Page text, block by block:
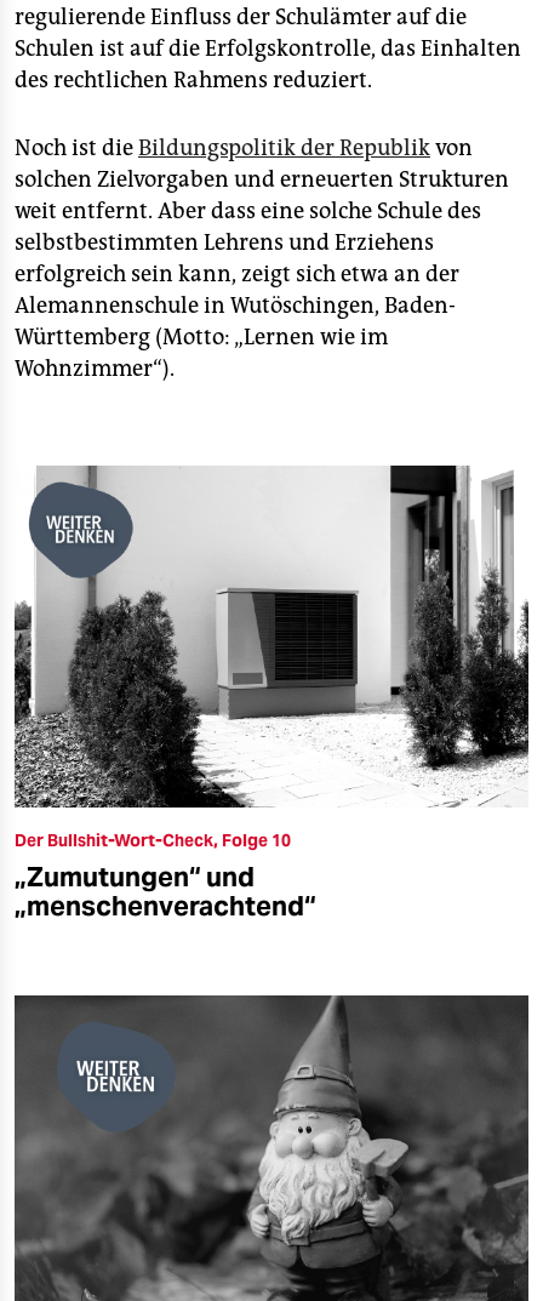
regulierende Einfluss der Schulämter auf die
Schulen ist auf die Erfolgskontrolle, das Einhalten
des rechtlichen Rahmens reduziert.
Noch ist dieBildungspolitik der Republikvon
solchen Zielvorgaben und erneuerten Strukturen
weit entfernt. Aber dass eine solche Schule des
selbstbestimmten Lehrens und Erziehens
erfolgreich sein kann, zeigt sich etwa an der
Alemannenschule in Wutöschingen, Baden-
Württemberg (Motto: „Lernen wie im
Wohnzimmer“).
Der Bullshit-Wort-Check, Folge 10
„Zumutungen“ und
„menschenverachtend“